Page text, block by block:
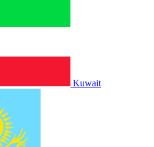
Kuwait